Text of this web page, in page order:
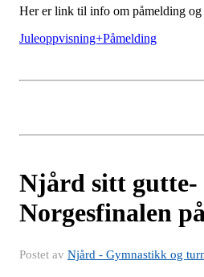
Her er link til info om påmelding
Juleoppvisning+Påmelding
Njård sitt gutte-
Norgesfinalen
Postet av Njård - Gymnastikk og